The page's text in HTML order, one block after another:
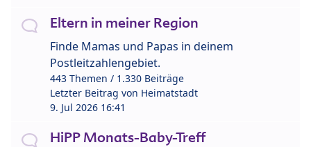
Eltern in meiner Region
Finde Mamas und Papas in deinem
Postleitzahlengebiet.
443 Themen / 1.330 Beiträge
Letzter Beitrag von Heimatstadt
9. Jul 2026 16:41
HiPP Monats-Baby-Treff